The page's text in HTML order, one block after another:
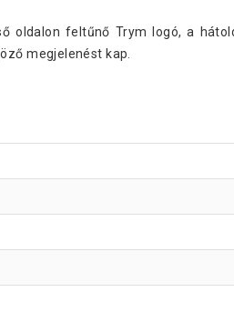
oldalon feltűnő Trym logó, a
megjelenést kap.